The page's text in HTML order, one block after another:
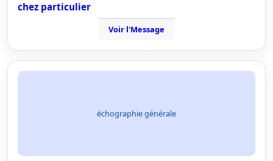
chez particulier
Voir l'Message
échographie générale